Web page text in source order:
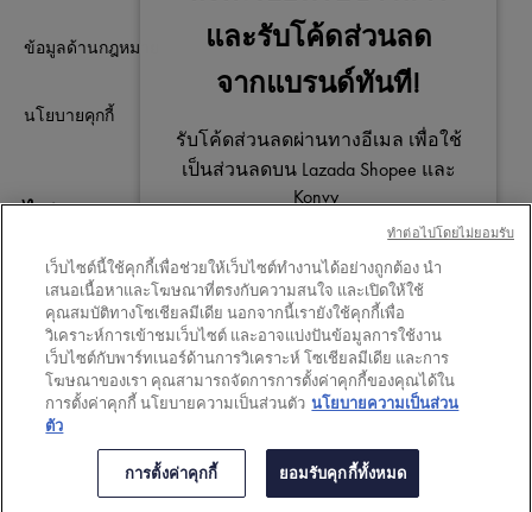
ข้อมูลด้านกฎหมาย
นโยบายคุกกี้
ไม่พลาดการติดต่อ
© VICHY INC. 2026 สงวนลิขสิทธิ์
Your privacy
เว็บไซต์นี้ใช้คุกกี้เพื่อช่วยให้เว็บไซต์ทำงานได้อย่างถูกต้อง นำ
เสนอเนื้อหาและโฆษณาที่ตรงกับความสนใจ และเปิดให้ใช้
คุณสมบัติทางโซเชียลมีเดีย นอกจากนี้เรายังใช้คุกกี้เพื่อ
วิเคราะห์การเข้าชมเว็บไซต์ และอาจแบ่งปันข้อมูลการใช้งาน
เว็บไซต์กับพาร์ทเนอร์ด้านการวิเคราะห์ โซเชียลมีเดีย และการ
โฆษณาของเรา คุณสามารถจัดการการตั้งค่าคุกกี้ของคุณได้ใน
การตั้งค่าคุกกี้ นโยบายความเป็นส่วนตัว นโยบายความเป็นส่วน
ตัว
การตั้งค่าคุกกี้ ยอมรับคุกกี้ทั้งหมด
ทําต่อไปโดยไม่ยอมรับ